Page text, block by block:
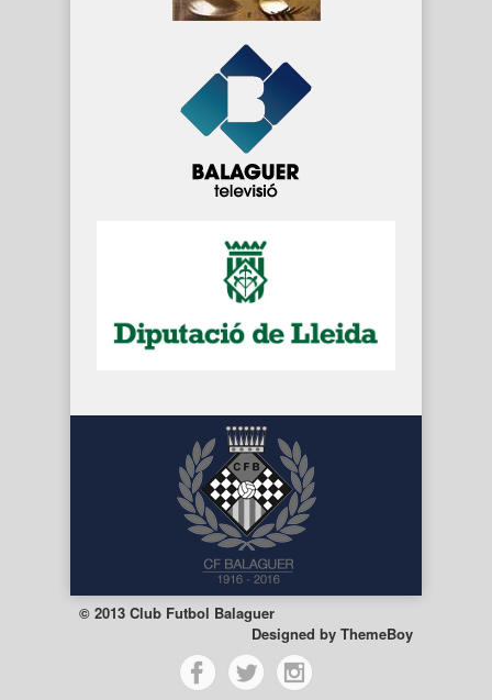
© 2013 Club Futbol Balaguer
Designed by ThemeBoy